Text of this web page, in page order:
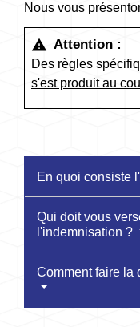
Nous vous
warning Attention :
Des règles
s'est produit au
En quoi consiste
Qui doit vous
l'indemnisation ?
Comment faire la